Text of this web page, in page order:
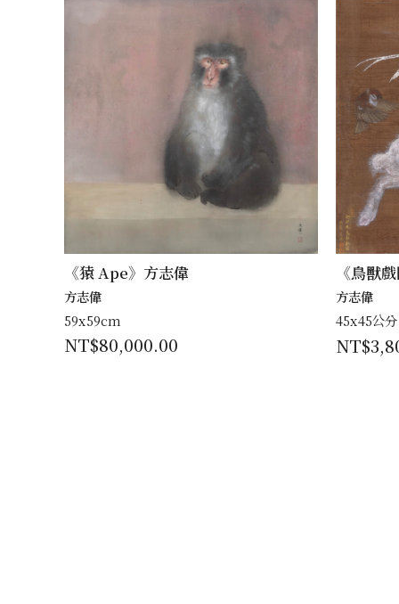
《猿 Ape》方志偉
方志偉
59x59cm
NT$80,000.00
《鳥獸
方志偉
45x45公
NT$